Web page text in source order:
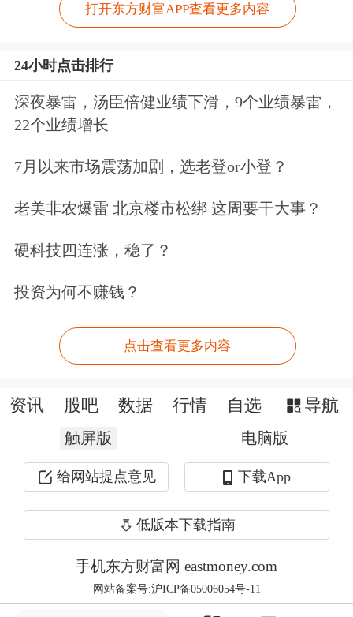
市民还可通过拨打上海燃气962777热
线，或前往上海燃气线下营业厅查询账
打开东方财富APP查看更多内容
24小时点击排行
深夜暴雷，汤臣倍健业绩下滑，9个业绩暴雷，
22个业绩增长
7月以来市场震荡加剧，选老登or小登？
老美非农爆雷 北京楼市松绑 这周要干大事？
硬科技四连涨，稳了？
投资为何不赚钱？
点击查看更多内容
资讯 股吧 数据 行情 自选 导航
触屏版 电脑版
给网站提点意见 下载App
低版本下载指南
手机东方财富网 eastmoney.com
网站备案号:沪ICP备05006054号-11